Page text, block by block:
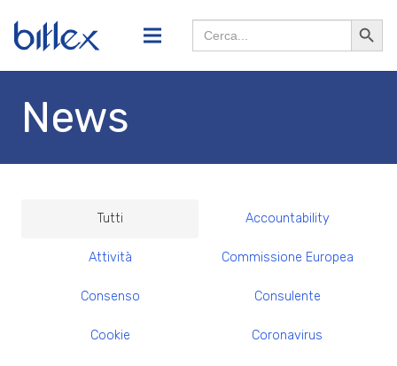
Search
for:
News
Tutti Accountability
Attività Commissione Europea
Consenso Consulente
Cookie Coronavirus